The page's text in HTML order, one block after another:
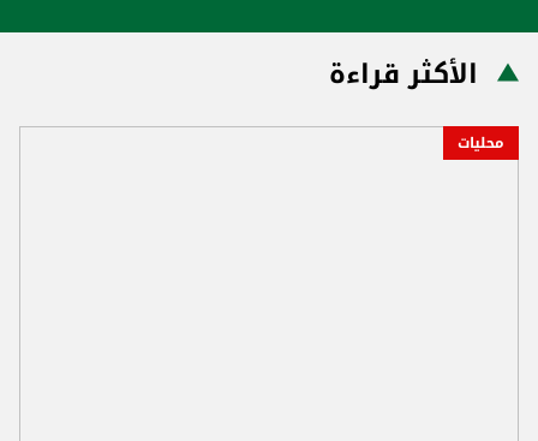
الأكثر قراءة
محليات